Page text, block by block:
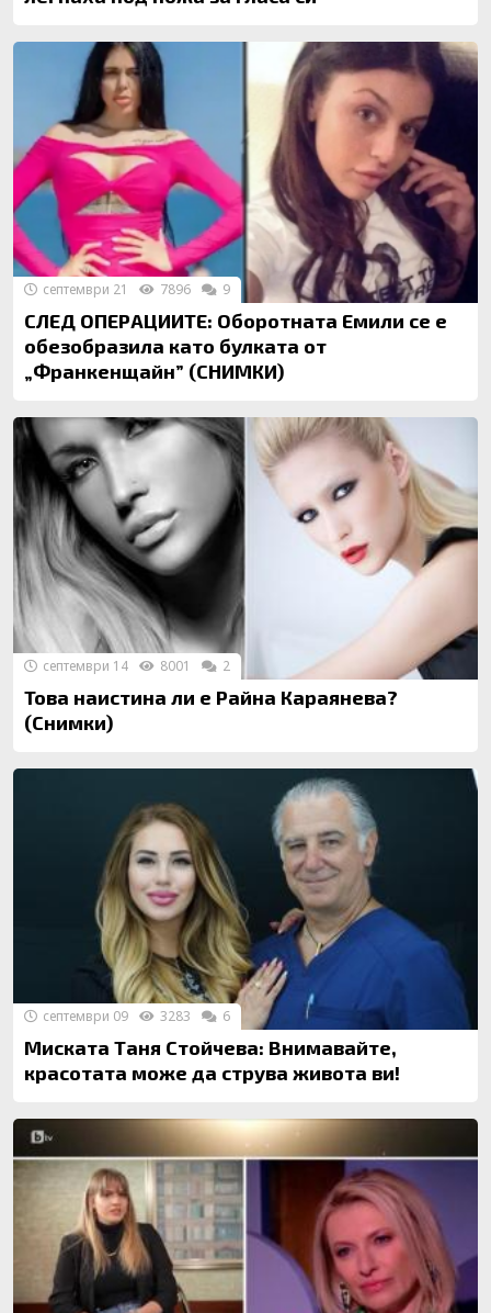
СЛЕД ОПЕРАЦИИТЕ: Оборотната Емили се е
обезобразила като булката от
„Франкенщайн” (СНИМКИ)
септември 21 7896 9
Това наистина ли е Райна Караянева?
(Снимки)
септември 14 8001 2
Миската Таня Стойчева: Внимавайте,
красотата може да струва живота ви!
септември 09 3283 6